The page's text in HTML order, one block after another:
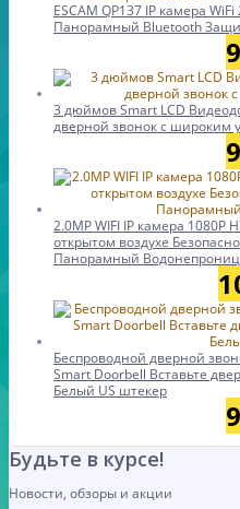
ESCAM QP137 IP камера
Панорамный Bluetooth
3 дюймов Smart LCD
дверной звонок с широким
2.0MP WIFI IP камера 1080P
открытом воздухе
Панорамный
Беспроводной дверной
Smart Doorbell Вставьте
Белый US штекер
Будьте в курсе!
Новости, обзоры и акции